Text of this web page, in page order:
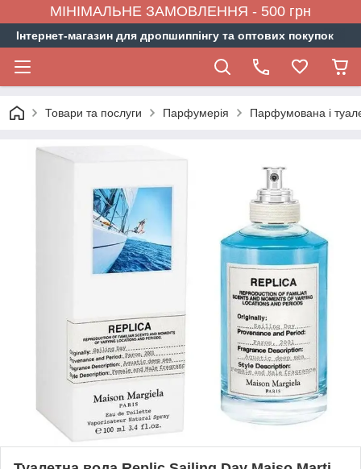
МІНІМАЛЬНЕ ЗАМОВЛЕННЯ - 500 грн
Інтернет-магазин для дропшиппінгу та оптових покупок
Товари та послуги Парфумерія Парфумована і